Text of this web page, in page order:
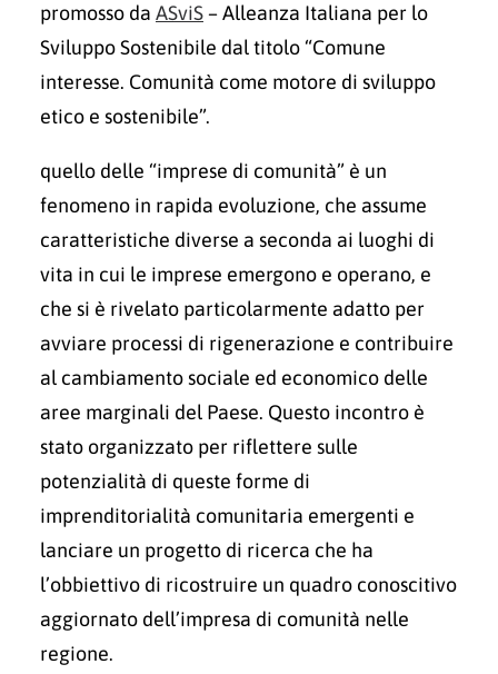
promosso da ASviS– Alleanza Italiana per lo
Sviluppo Sostenibile dal titolo “Comune
interesse. Comunità come motore di sviluppo
etico e sostenibile”.
quello delle “imprese di comunità” è un
fenomeno in rapida evoluzione, che assume
caratteristiche diverse a seconda ai luoghi di
vita in cui le imprese emergono e operano, e
che si è rivelato particolarmente adatto per
avviare processi di rigenerazione e contribuire
al cambiamento sociale ed economico delle
aree marginali del Paese. Questo incontro è
stato organizzato per riflettere sulle
potenzialità di queste forme di
imprenditorialità comunitaria emergenti e
lanciare un progetto di ricerca che ha
l’obbiettivo di ricostruire un quadro conoscitivo
aggiornato dell’impresa di comunità nelle
regione.